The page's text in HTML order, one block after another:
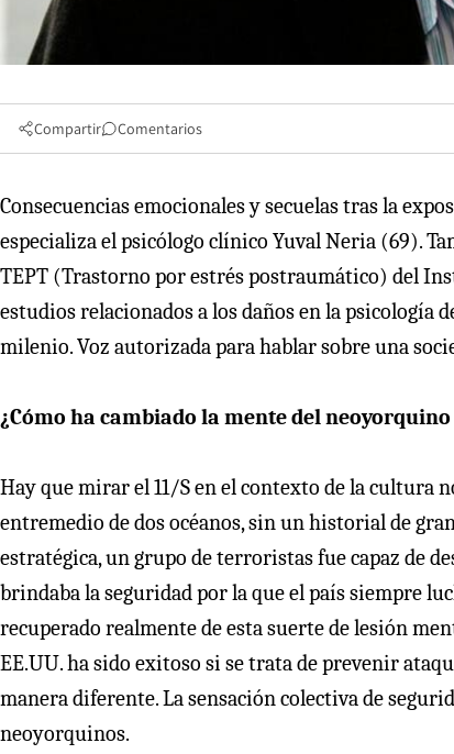
Compartir Comentarios
Consecuencias emocionales y secuelas tras la
especializa el psicólogo clínico Yuval Neria (69).
TEPT (Trastorno por estrés postraumático) del
estudios relacionados a los daños en la psicología
milenio. Voz autorizada para hablar sobre una
¿Cómo ha cambiado la mente del neoyorquino
Hay que mirar el 11/S en el contexto de la cultura
entremedio de dos océanos, sin un historial de
estratégica, un grupo de terroristas fue capaz de
brindaba la seguridad por la que el país siempre
recuperado realmente de esta suerte de lesión
EE.UU. ha sido exitoso si se trata de prevenir
manera diferente. La sensación colectiva de
neoyorquinos.